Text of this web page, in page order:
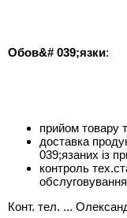
Обов&# 039;язки:
прийом товару
доставка
039;язаних із
контроль
Конт. тел. ...